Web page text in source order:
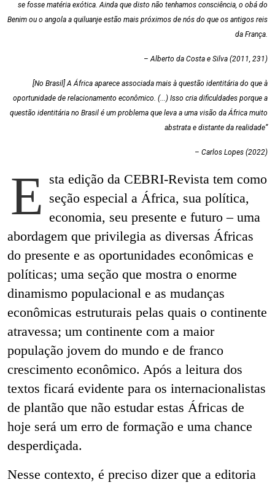
se fosse matéria exótica. Ainda que disto não tenhamos consciência, o obá do
Benim ou o angola a quiluanje estão mais próximos de nós do que os antigos reis
da França.
– Alberto da Costa e Silva (2011, 231)
[No Brasil] A África aparece associada mais à questão identitária do que à
oportunidade de relacionamento econômico. (...) Isso cria dificuldades porque a
questão identitária no Brasil é um problema que leva a uma visão da África muito
abstrata e distante da realidade”
– Carlos Lopes (2022)
E sta edição da CEBRI-Revista tem como
seção especial a África, sua política,
economia, seu presente e futuro – uma
abordagem que privilegia as diversas Áfricas
do presente e as oportunidades econômicas e
políticas; uma seção que mostra o enorme
dinamismo populacional e as mudanças
econômicas estruturais pelas quais o continente
atravessa; um continente com a maior
população jovem do mundo e de franco
crescimento econômico. Após a leitura dos
textos ficará evidente para os internacionalistas
de plantão que não estudar estas Áfricas de
hoje será um erro de formação e uma chance
desperdiçada.
Nesse contexto, é preciso dizer que a editoria